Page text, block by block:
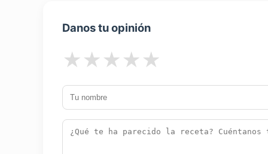
Danos tu opinión
★
★
★
★
★